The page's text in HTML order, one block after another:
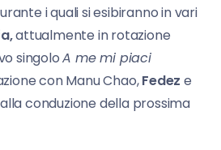
i quali si esibiranno in vari
attualmente in rotazione
singoloA me mi piaci
con Manu Chao,Fedez e
conduzione della prossima